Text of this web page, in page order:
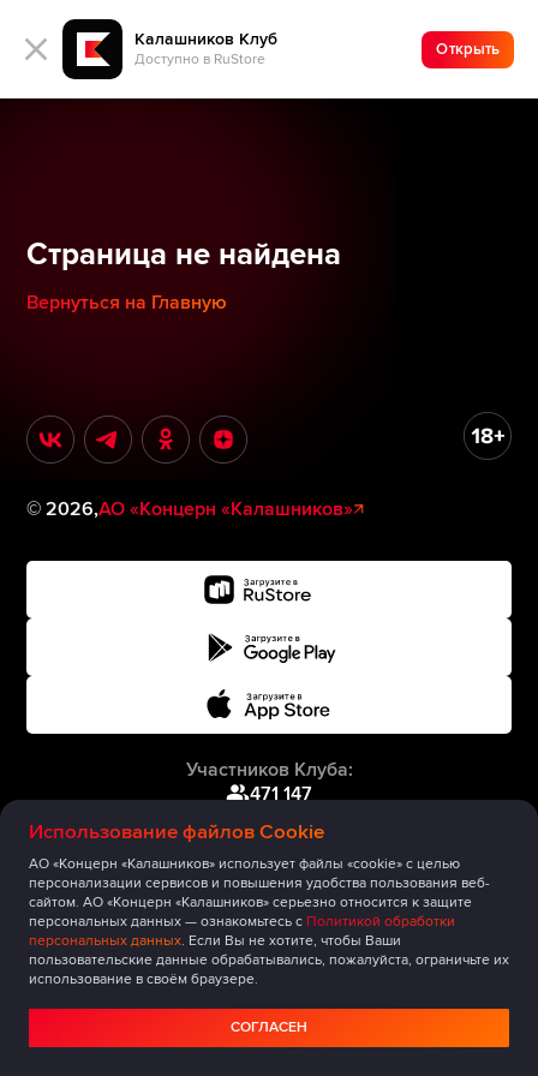
Калашников Клуб
Доступно в RuStore
Открыть
Использование файлов Cookie
АО «Концерн «Калашников» использует файлы «cookie» с целью
персонализации сервисов и повышения удобства пользования веб-
сайтом. АО «Концерн «Калашников» серьезно относится к защите
персональных данных — ознакомьтесь с Политикой обработки
персональных данных. Если Вы не хотите, чтобы Ваши
пользовательские данные обрабатывались, пожалуйста, ограничьте их
использование в своём браузере.
СОГЛАСЕН
Страница не найдена
Вернуться на Главную
©2026,АО «Концерн «Калашников»
Участников Клуба:
471 147